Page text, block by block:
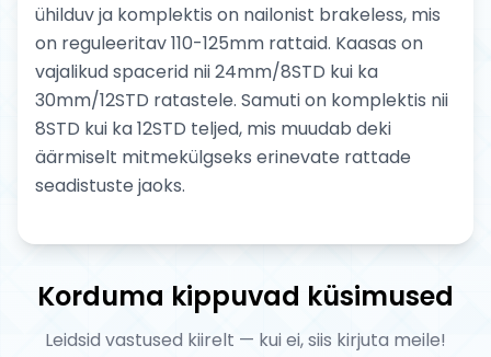
ühilduv ja komplektis on nailonist brakeless, mis
on reguleeritav 110-125mm rattaid. Kaasas on
vajalikud spacerid nii 24mm/8STD kui ka
30mm/12STD ratastele. Samuti on komplektis nii
8STD kui ka 12STD teljed, mis muudab deki
äärmiselt mitmekülgseks erinevate rattade
seadistuste jaoks.
Korduma kippuvad küsimused
Leidsid vastused kiirelt — kui ei, siis kirjuta meile!